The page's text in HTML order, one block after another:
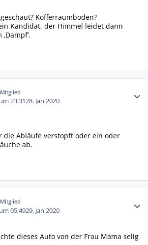
Kofferraumboden?
Kandidat, der Himmel leidet dann
Mitglied
23:3128. Jan 2020
die Abläufe verstopft oder ein oder
ab.
Mitglied
05:4929. Jan 2020
dieses Auto von der Frau Mama selig